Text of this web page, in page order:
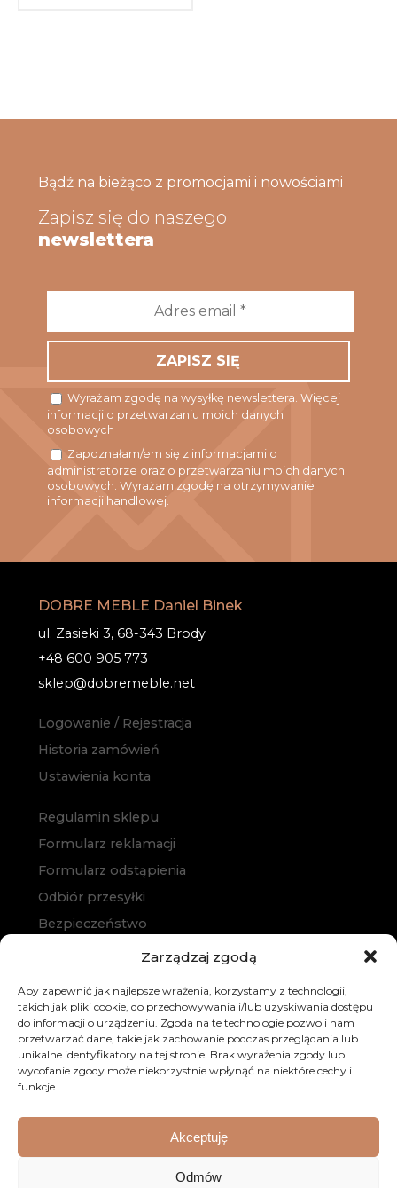
Zarządzaj zgodą
Aby zapewnić jak najlepsze wrażenia, korzystamy z technologii,
takich jak pliki cookie, do przechowywania i/lub uzyskiwania dostępu
do informacji o urządzeniu. Zgoda na te technologie pozwoli nam
przetwarzać dane, takie jak zachowanie podczas przeglądania lub
unikalne identyfikatory na tej stronie. Brak wyrażenia zgody lub
wycofanie zgody może niekorzystnie wpłynąć na niektóre cechy i
funkcje.
Akceptuję
Odmów
Bądź na bieżąco z promocjami i nowościami
Zapisz się do naszego
newslettera
*
Wyrażam zgodę na wysyłkę newslettera. Więcej
informacji o przetwarzaniu moich danych
osobowych
Zapoznałam/em się z informacjami o
administratorze oraz o przetwarzaniu moich danych
osobowych. Wyrażam zgodę na otrzymywanie
informacji handlowej.
DOBRE MEBLE Daniel Binek
ul. Zasieki 3, 68-343 Brody
+48 600 905 773
sklep@dobremeble.net
Logowanie / Rejestracja
Historia zamówień
Ustawienia konta
Regulamin sklepu
Formularz reklamacji
Formularz odstąpienia
Odbiór przesyłki
Bezpieczeństwo
Polityka prywatności
Zakup na raty
Kontakt
© 2026 Dobre Meble. Wszystkie prawa zastrzeżone.